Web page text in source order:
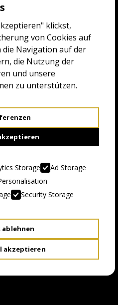
EXCELSIOR GRAND
klickst,
von Cookies auf
die Navigation auf der
die Nutzung der
und unsere
zu unterstützen.
Storage
Ad Storage
Security Storage
ablehnen
akzeptieren